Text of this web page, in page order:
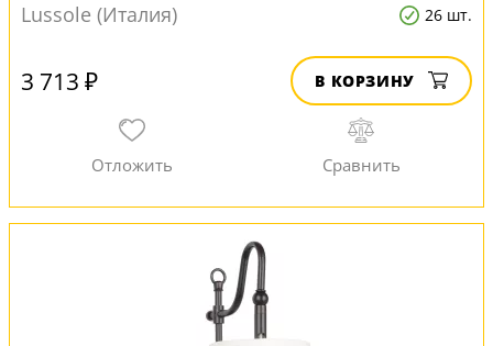
Lussole (Италия) 26 шт.
3 713 ₽ В КОРЗИНУ